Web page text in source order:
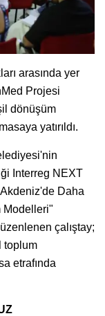
arasında yer
Projesi
dönüşüm
yatırıldı.
Interreg NEXT
Daha
Modelleri"
çalıştay;
toplum
etrafında